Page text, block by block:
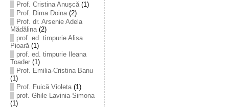
Prof. Cristina Anușcă(1)
Prof. Dima Doina(2)
Prof. dr. Arsenie Adela
Mădălina(2)
prof. ed. timpurie Alisa
Pioară(1)
prof. ed. timpurie Ileana
Toader(1)
Prof. Emilia-Cristina Banu
(1)
Prof. Fuică Violeta(1)
prof. Ghile Lavinia-Simona
(1)